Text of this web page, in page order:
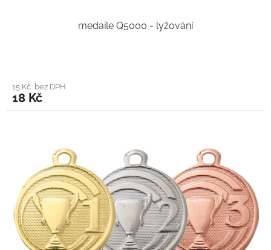
medaile Q5000 - lyžování
15 Kč bez DPH
18 Kč